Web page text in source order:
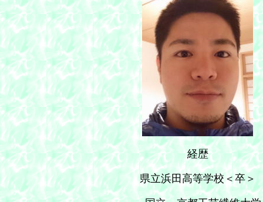
経歴
県立浜田高等学校＜卒＞